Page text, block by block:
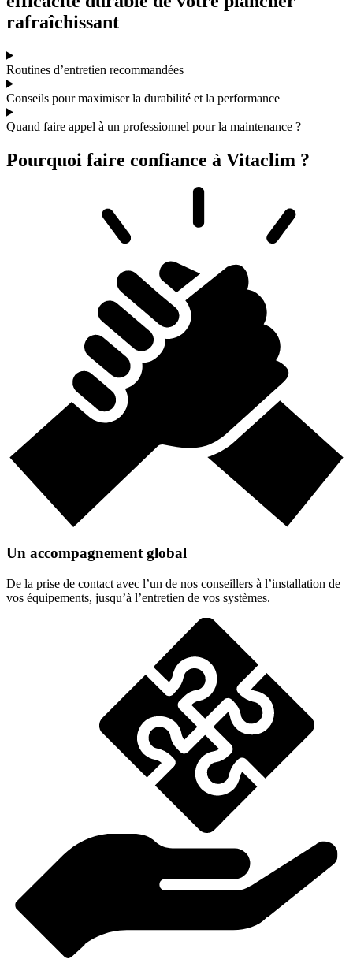
rafraîchissant
Routines d’entretien recommandées
Conseils pour maximiser la durabilité et la performance
Quand faire appel à un professionnel pour la maintenance ?
Pourquoi faire confiance à Vitaclim ?
Un accompagnement global
De la prise de contact avec l’un de nos conseillers à l’installation de
vos équipements, jusqu’à l’entretien de vos systèmes.